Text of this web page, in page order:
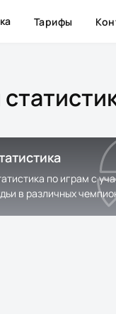
Тарифы
по играм с
в различных